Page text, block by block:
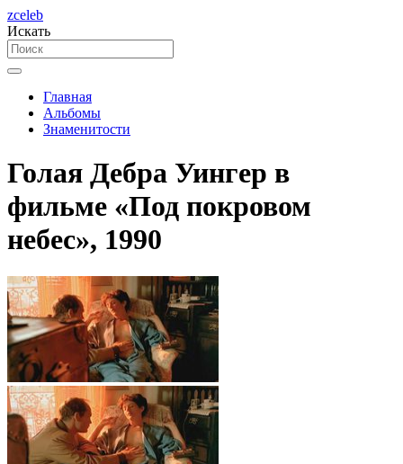
zceleb
Искать
Главная
Альбомы
Знаменитости
Голая Дебра Уингер в
фильме «Под покровом
небес», 1990